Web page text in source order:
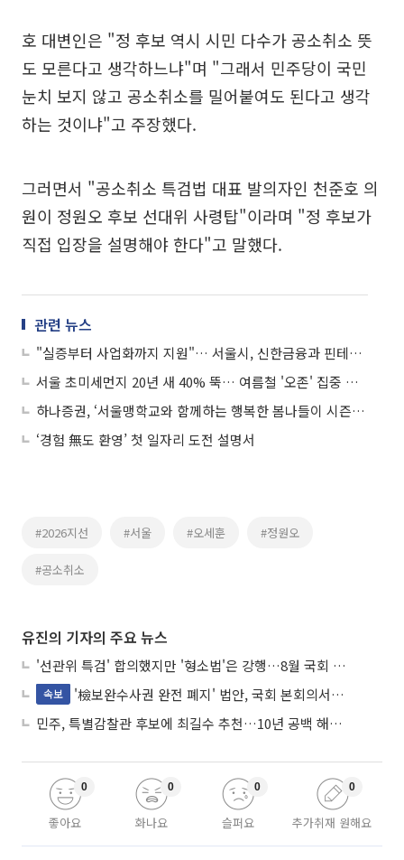
호 대변인은 "정 후보 역시 시민 다수가 공소취소 뜻
도 모른다고 생각하느냐"며 "그래서 민주당이 국민
눈치 보지 않고 공소취소를 밀어붙여도 된다고 생각
하는 것이냐"고 주장했다.
그러면서 "공소취소 특검법 대표 발의자인 천준호 의
원이 정원오 후보 선대위 사령탑"이라며 "정 후보가
직접 입장을 설명해야 한다"고 말했다.
관련 뉴스
"실증부터 사업화까지 지원"… 서울시, 신한금융과 핀테크 스타트업 발굴
서울 초미세먼지 20년 새 40% 뚝… 여름철 '오존' 집중 관리 나선다
하나증권, ‘서울맹학교와 함께하는 행복한 봄나들이 시즌4’ 개최
‘경험 無도 환영’ 첫 일자리 도전 설명서
#2026지선 #서울 #오세훈 #정원오
#공소취소
유진의 기자의 주요 뉴스
'선관위 특검' 합의했지만 '형소법'은 강행…8월 국회 '입법 2차전' 예고
속보
'檢보완수사권 완전 폐지' 법안, 국회 본회의서 민주당 주도 통과
민주, 특별감찰관 후보에 최길수 추천…10년 공백 해소 속도
좋아요
0
화나요
0
슬퍼요
0
추가취재 원해요
0